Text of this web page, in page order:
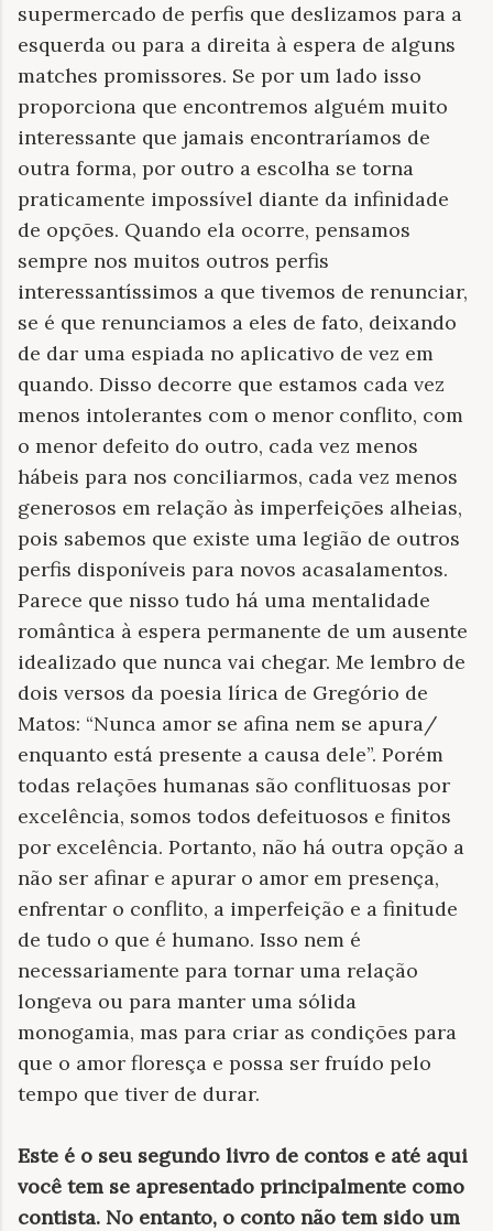
supermercado de perfis que deslizamos para a
esquerda ou para a direita à espera de alguns
matches promissores. Se por um lado isso
proporciona que encontremos alguém muito
interessante que jamais encontraríamos de
outra forma, por outro a escolha se torna
praticamente impossível diante da infinidade
de opções. Quando ela ocorre, pensamos
sempre nos muitos outros perfis
interessantíssimos a que tivemos de renunciar,
se é que renunciamos a eles de fato, deixando
de dar uma espiada no aplicativo de vez em
quando. Disso decorre que estamos cada vez
menos intolerantes com o menor conflito, com
o menor defeito do outro, cada vez menos
hábeis para nos conciliarmos, cada vez menos
generosos em relação às imperfeições alheias,
pois sabemos que existe uma legião de outros
perfis disponíveis para novos acasalamentos.
Parece que nisso tudo há uma mentalidade
romântica à espera permanente de um ausente
idealizado que nunca vai chegar. Me lembro de
dois versos da poesia lírica de Gregório de
Matos: “Nunca amor se afina nem se apura/
enquanto está presente a causa dele”. Porém
todas relações humanas são conflituosas por
excelência, somos todos defeituosos e finitos
por excelência. Portanto, não há outra opção a
não ser afinar e apurar o amor em presença,
enfrentar o conflito, a imperfeição e a finitude
de tudo o que é humano. Isso nem é
necessariamente para tornar uma relação
longeva ou para manter uma sólida
monogamia, mas para criar as condições para
que o amor floresça e possa ser fruído pelo
tempo que tiver de durar.
Este é o seu segundo livro de contos e até aqui
você tem se apresentado principalmente como
contista. No entanto, o conto não tem sido um